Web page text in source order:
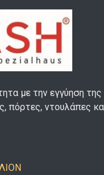
με την εγγύηση
πόρτες, ντουλάπες